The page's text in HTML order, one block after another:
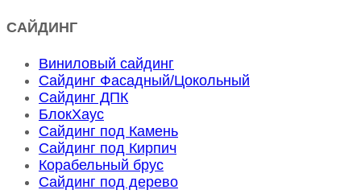
САЙДИНГ
Виниловый сайдинг
Сайдинг Фасадный/Цокольный
Сайдинг ДПК
БлокХаус
Сайдинг под Камень
Сайдинг под Кирпич
Корабельный брус
Сайдинг под дерево